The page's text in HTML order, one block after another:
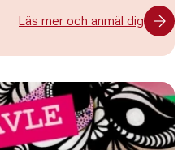
Läs mer och anmäl dig